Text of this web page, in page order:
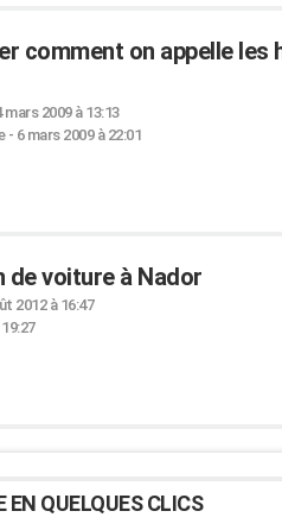
comment on appelle
mars 2009 à 13:13
- 6 mars 2009 à 22:01
de voiture à Nador
2012 à 16:47
EN QUELQUES CLICS